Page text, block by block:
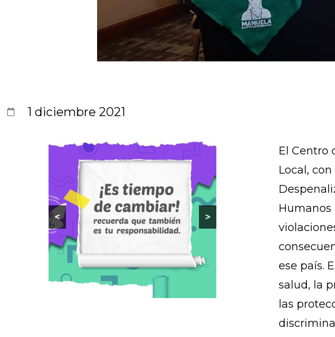
1 diciembre 2021
>
El Centro
Local,
Humanos